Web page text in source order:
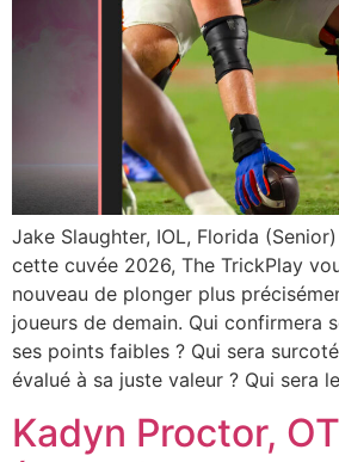
Jake Slaughter, IOL, Florida
cette cuvée 2026, The TrickPlay
nouveau de plonger plus
joueurs de demain. Qui confirmera
ses points faibles ? Qui sera
évalué à sa juste valeur ? Qui sera
Kadyn Proctor,